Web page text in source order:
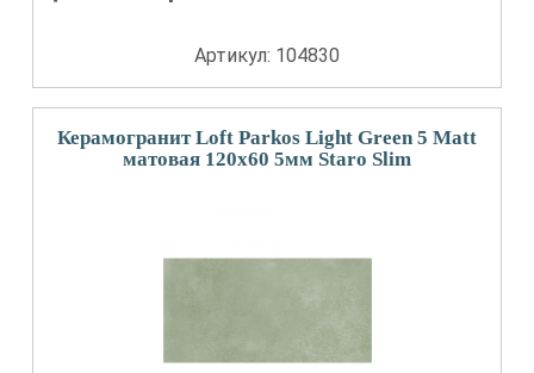
Артикул: 104830
Керамогранит Loft Parkos Light Green 5 Matt
матовая 120x60 5мм Staro Slim